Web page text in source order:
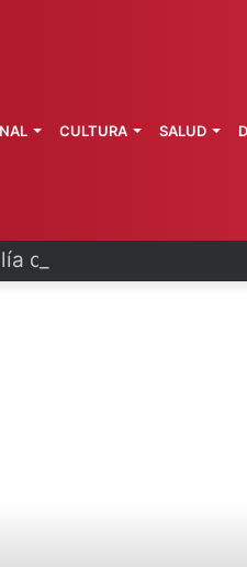
de Morelos investiga
CULTURA SALUD